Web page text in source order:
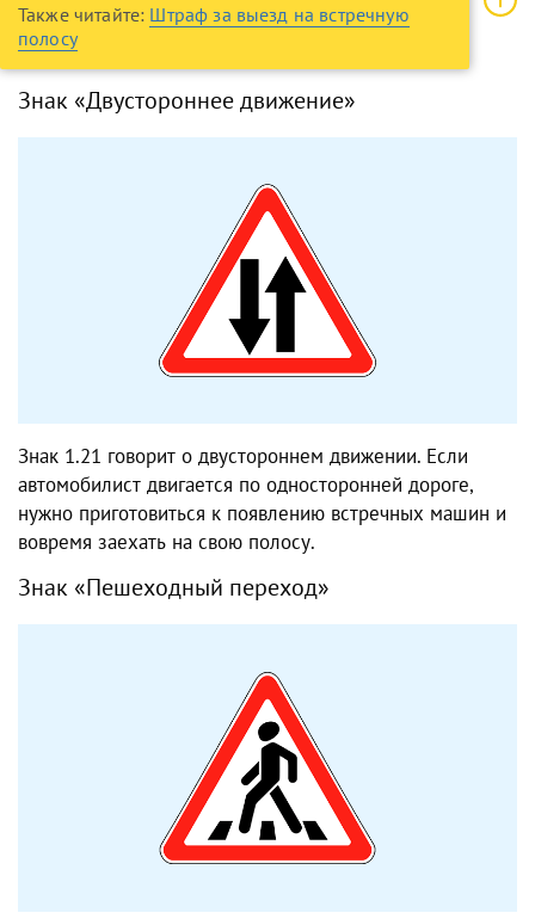
Также читайте: Штраф за выезд на встречную
полосу
Знак «Двустороннее движение»
Знак 1.21 говорит о двустороннем движении. Если
автомобилист двигается по односторонней дороге,
нужно приготовиться к появлению встречных машин и
вовремя заехать на свою полосу.
Знак «Пешеходный переход»